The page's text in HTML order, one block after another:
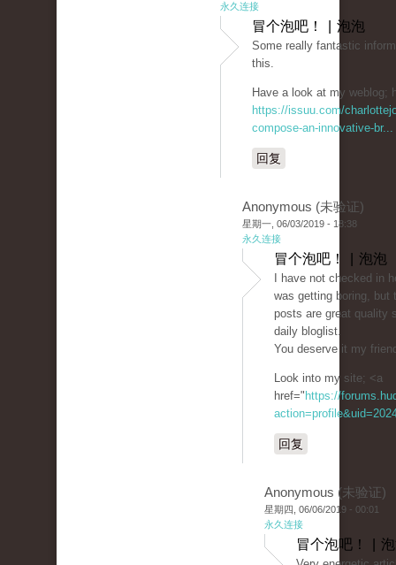
永久连接
冒个泡吧！ | 泡泡
Some really fantastic
this.
Have a look at my weblog;
https://issuu.com/
compose-an-innovative-br...
回复
Anonymous (未验证)
星期一, 06/03/2019 - 18:38
永久连接
冒个泡吧！ | 泡泡
I have not checked in
was getting boring, but
posts are great quality
daily bloglist.
You deserve it my
Look into my site; <a
href=" https://
回复
Anonymous (未验证)
星期四, 06/06/2019 - 00:01
永久连接
冒个泡吧！ |